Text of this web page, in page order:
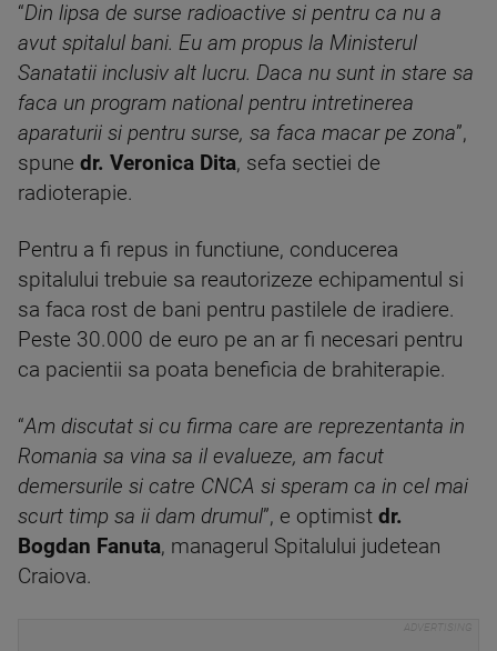
“Din lipsa de surse radioactive si pentru ca nu a
avut spitalul bani. Eu am propus la Ministerul
Sanatatii inclusiv alt lucru. Daca nu sunt in stare sa
faca un program national pentru intretinerea
aparaturii si pentru surse, sa faca macar pe zona”,
spune dr. Veronica Dita, sefa sectiei de
radioterapie.
Pentru a fi repus in functiune, conducerea
spitalului trebuie sa reautorizeze echipamentul si
sa faca rost de bani pentru pastilele de iradiere.
Peste 30.000 de euro pe an ar fi necesari pentru
ca pacientii sa poata beneficia de brahiterapie.
“Am discutat si cu firma care are reprezentanta in
Romania sa vina sa il evalueze, am facut
demersurile si catre CNCA si speram ca in cel mai
scurt timp sa ii dam drumul”, e optimist dr.
Bogdan Fanuta, managerul Spitalului judetean
Craiova.